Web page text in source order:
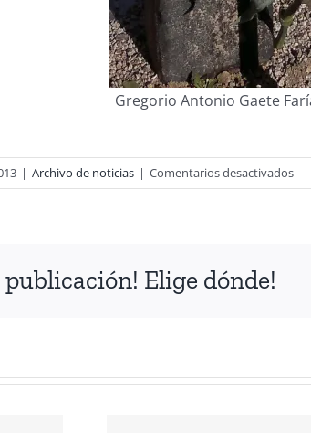
Gregorio Antonio Gaete
| Archivo de noticias | Comentarios desactivadosen
Elige dónde!